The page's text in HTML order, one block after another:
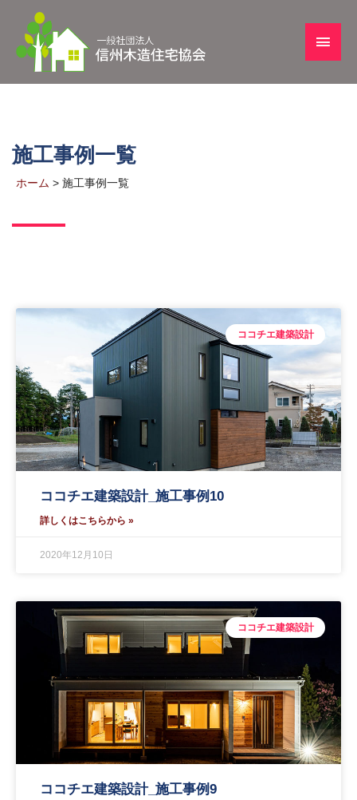
施工事例一覧
ホーム > 施工事例一覧
ココチエ建築設計
ココチエ建築設計_施工事例10
詳しくはこちらから »
2020年12月10日
ココチエ建築設計
ココチエ建築設計_施工事例9